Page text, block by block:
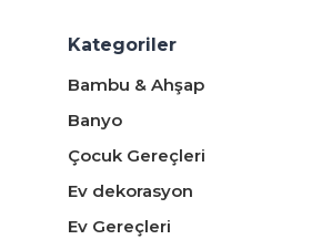
Kategoriler
Bambu & Ahşap
Banyo
Çocuk Gereçleri
Ev dekorasyon
Ev Gereçleri